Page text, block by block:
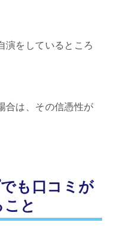
演をしているところ
合は、その信憑性が
も口コミが
と